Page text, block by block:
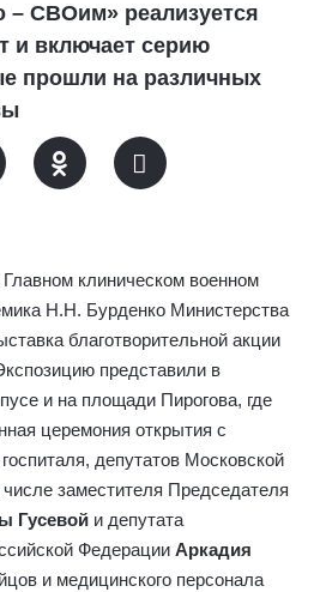
– СВОим» реализуется
и включает серию
прошли на различных
Главном клиническом военном
Н.Н. Бурденко Министерства
благотворительной акции
представили в
и на площади Пирогова, где
церемония открытия с
депутатов Московской
заместителя Председателя
Гусевой и депутата
Федерации Аркадия
и медицинского персонала